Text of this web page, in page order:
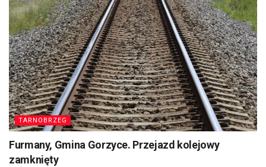
TARNOBRZEG
Furmany, Gmina Gorzyce. Przejazd kolejowy
zamknięty